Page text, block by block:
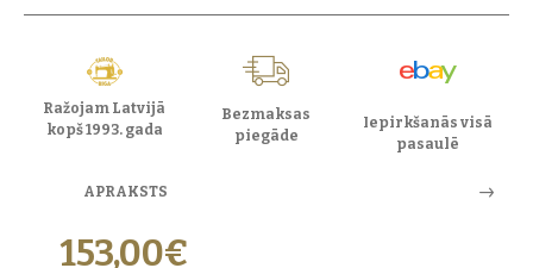
Ražojam Latvijā
kopš 1993. gada
Bezmaksas
piegāde
Iepirkšanās visā
pasaulē
APRAKSTS
153,00€